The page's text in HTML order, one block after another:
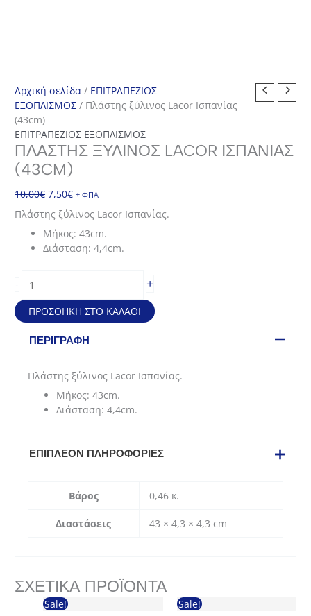
Αρχική σελίδα / ΕΠΙΤΡΑΠΕΖΙΟΣ
ΕΞΟΠΛΙΣΜΟΣ / Πλάστης ξύλινος Lacor Ισπανίας
(43cm)
ΕΠΙΤΡΑΠΕΖΙΟΣ ΕΞΟΠΛΙΣΜΟΣ
ΠΛΆΣΤΗΣ ΞΎΛΙΝΟΣ LACOR ΙΣΠΑΝΊΑΣ
(43CM)
10,00€ Original
price
was:
10,00€.
7,50€Η
τρέχουσα
τιμή
είναι:
7,50€.
+ ΦΠΑ
Πλάστης ξύλινος Lacor Ισπανίας.
Μήκoς: 43cm.
Διάσταση: 4,4cm.
-
ξύλινος
Lacor
Ισπανίας
(43cm)
+
ΠΡΟΣΘΉΚΗ ΣΤΟ ΚΑΛΆΘΙ
ΠΕΡΙΓΡΑΦΉ
Πλάστης ξύλινος Lacor Ισπανίας.
Μήκoς: 43cm.
Διάσταση: 4,4cm.
ΕΠΙΠΛΈΟΝ ΠΛΗΡΟΦΟΡΊΕΣ
Βάρος 0,46 κ.
Διαστάσεις 43 × 4,3 × 4,3 cm
ΣΧΕΤΙΚΆ ΠΡΟΪΌΝΤΑ
Sale! Sale!